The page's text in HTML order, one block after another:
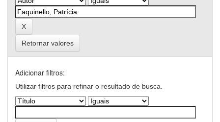
Retornar valores
Adicionar filtros:
Utilizar filtros para refinar o resultado de busca.